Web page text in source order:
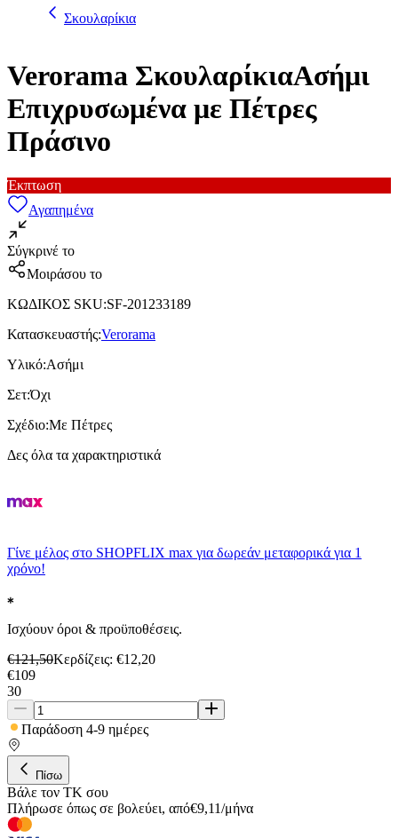
Σκουλαρίκια
Verorama ΣκουλαρίκιαΑσήμι
Επιχρυσωμένα με Πέτρες
Πράσινο
Έκπτωση
Αγαπημένα
Σύγκρινέ το
Μοιράσου το
ΚΩΔΙΚΟΣ SKU:SF-201233189
Κατασκευαστής:Verorama
Υλικό:Ασήμι
Σετ:Όχι
Σχέδιο:Με Πέτρες
Δες όλα τα χαρακτηριστικά
Γίνε μέλος στο SHOPFLIX max για δωρεάν μεταφορικά για 1
χρόνο!
Ισχύουν όροι & προϋποθέσεις.
€121,50Κερδίζεις: €12,20
€109
30
Παράδοση 4-9 ημέρες
Πίσω
Βάλε τον ΤΚ σου
Πλήρωσε όπως σε βολεύει, από€9,11/μήνα